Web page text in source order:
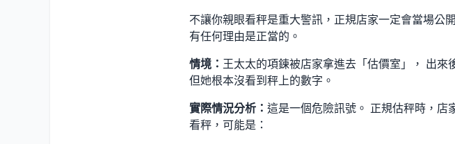
不讓你親眼看秤是重大警訊，正規店家一定會當場公
有任何理由是正當的。
情境： 王太太的項鍊被店家拿進去「估價室」， 出來
但她根本沒看到秤上的數字。
實際情況分析： 這是一個危險訊號。 正規估秤時，店
看秤，可能是：